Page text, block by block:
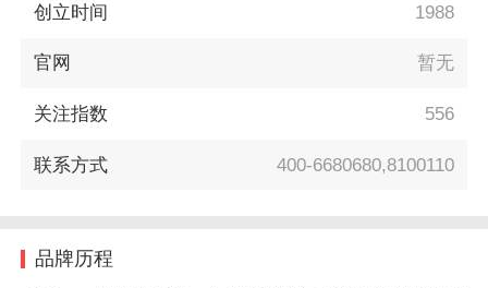
创立时间 1988
官网 暂无
关注指数 556
联系方式 400-6680680,8100110
品牌历程